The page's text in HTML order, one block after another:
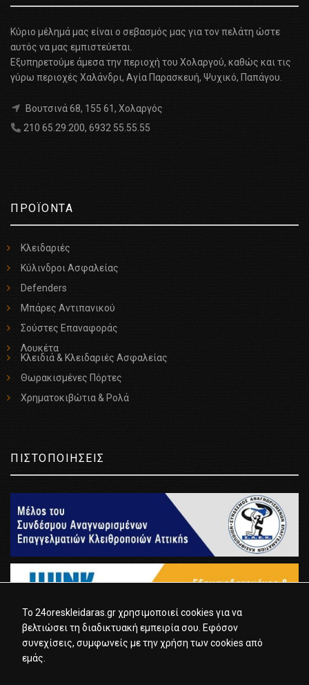
Κύριο μέλημά μας είναι ο σεβασμός μας για τον πελάτη ώστε
αυτός να μας εμπιστεύεται.
Εξυπηρετούμε άμεσα την περιοχή του Χολαργού, καθώς και τις
γύρω περιοχές Χαλάνδρι, Αγία Παρασκευή, Ψυχικό, Παπάγου.
Βουτσινά 68, 155 61, Χολαργός
210 65.29.200, 6932 55.55.55
ΠΡΟΪΟΝΤΑ
Κλειδαριές
Κύλινδροι Ασφαλείας
Defenders
Μπάρες Αντιπανικού
Σούστες Επαναφοράς
Λουκέτα
Κλειδιά & Κλειδαριές Ασφαλείας
Θωρακισμένες Πόρτες
Χρηματοκιβώτια & Ρολά
ΠΙΣΤΟΠΟΙΗΣΕΙΣ
To 24oreskleidaras.gr χρησιμοποιεί cookies για να
βελτιώσει τη διαδικτυακή εμπειρία σου. Εφόσον
συνεχίσεις, συμφωνείς με την χρήση των cookies από
εμάς.